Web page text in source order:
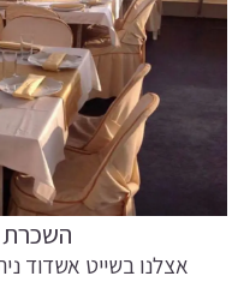
השכרת
אצלנו בשייט אשדוד